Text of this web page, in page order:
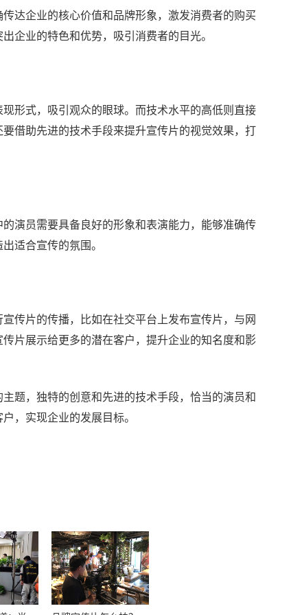
达企业的核心价值和品牌形象，激发消费者的购买
企业的特色和优势，吸引消费者的目光。
形式，吸引观众的眼球。而技术水平的高低则直接
借助先进的技术手段来提升宣传片的视觉效果，打
演员需要具备良好的形象和表演能力，能够准确传
适合宣传的氛围。
传片的传播，比如在社交平台上发布宣传片，与网
片展示给更多的潜在客户，提升企业的知名度和影
题，独特的创意和先进的技术手段，恰当的演员和
，实现企业的发展目标。